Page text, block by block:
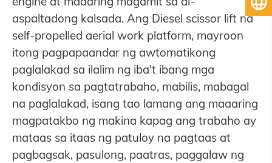
aspaltadong kalsada. Ang Diesel scissor lift na
self-propelled aerial work platform, mayroon
itong pagpapaandar ng awtomatikong
paglalakad sa ilalim ng iba't ibang mga
kondisyon sa pagtatrabaho, mabilis, mabagal
na paglalakad, isang tao lamang ang maaaring
magpatakbo ng makina kapag ang trabaho ay
mataas sa itaas ng patuloy na pagtaas at
pagbagsak, pasulong, paatras, paggalaw ng
Pilipino